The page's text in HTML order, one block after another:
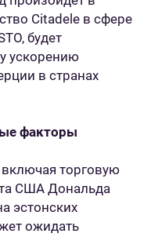
Citadele в сфере
будет
ускорению
в странах
факторы
торговую
США Дональда
эстонских
ожидать